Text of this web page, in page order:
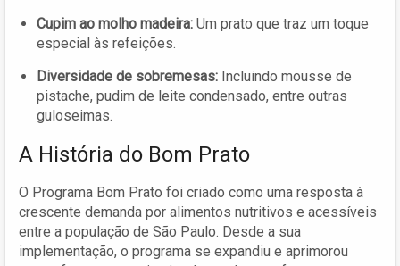
Cupim ao molho madeira: Um prato que traz um toque
especial às refeições.
Diversidade de sobremesas: Incluindo mousse de
pistache, pudim de leite condensado, entre outras
guloseimas.
A História do Bom Prato
O Programa Bom Prato foi criado como uma resposta à
crescente demanda por alimentos nutritivos e acessíveis
entre a população de São Paulo. Desde a sua
implementação, o programa se expandiu e aprimorou